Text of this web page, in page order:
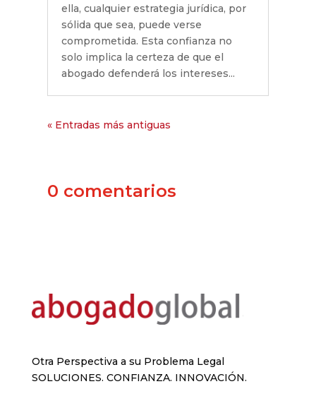
ella, cualquier estrategia jurídica, por
sólida que sea, puede verse
comprometida. Esta confianza no
solo implica la certeza de que el
abogado defenderá los intereses...
« Entradas más antiguas
0 comentarios
Otra Perspectiva a su Problema Legal
SOLUCIONES. CONFIANZA. INNOVACIÓN.